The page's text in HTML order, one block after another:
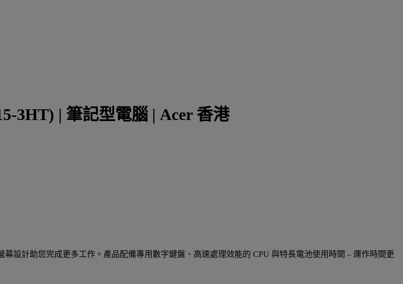
3HT) | 筆記型電腦 | Acer 香港
設計助您完成更多工作。產品配備專用數字鍵盤、高速處理效能的 CPU 與特長電池使用時間 – 運作時間更